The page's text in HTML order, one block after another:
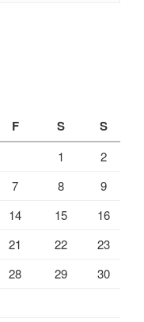
F S S
1
2
7 8
9
14 15
16
21 22
23
28 29
30